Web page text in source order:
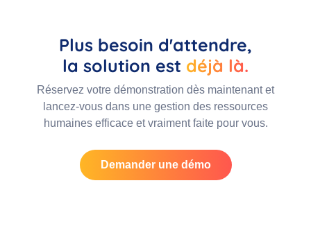
Plus besoin d'attendre,
la solution est déjà là.
Réservez votre démonstration dès maintenant et
lancez-vous dans une gestion des ressources
humaines efficace et vraiment faite pour vous.
Demander une démo